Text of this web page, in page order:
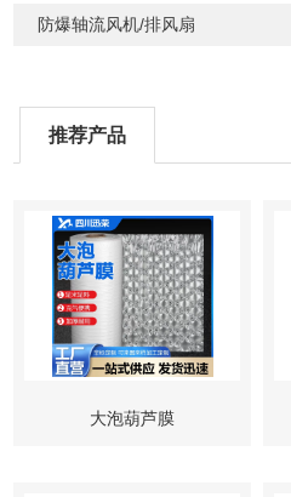
防爆轴流风机/排风扇
推荐产品
大泡葫芦膜